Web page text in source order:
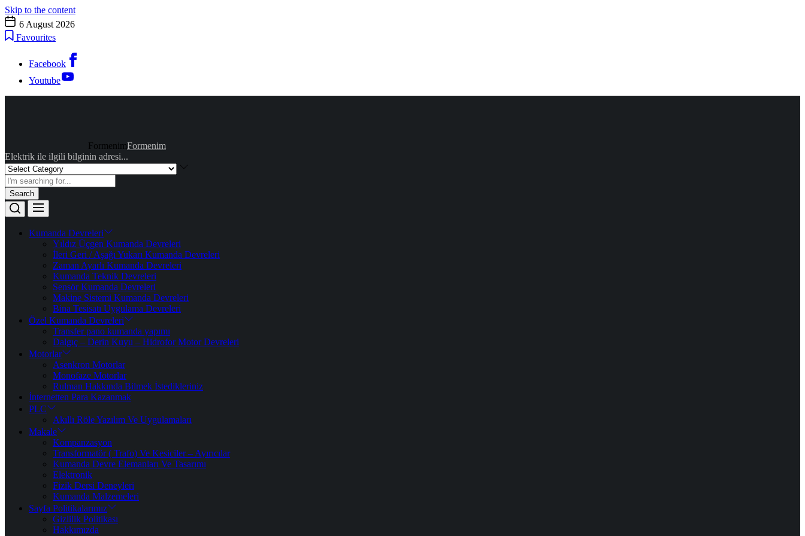
Skip to the content
6 August 2026
Favourites
Facebook
Youtube
FormenimFormenim
Elektrik ile ilgili bilginin adresi...
Search
Kumanda Devreleri
Yıldız Üçgen Kumanda Devreleri
İleri Geri / Aşağı Yukarı Kumanda Devreleri
Zaman Ayarlı Kumanda Devreleri
Kumanda Teknik Devreleri
Sensör Kumanda Devreleri
Makine Sistemi Kumanda Devreleri
Bina Tesisatı Uygulama Devreleri
Özel Kumanda Devreleri
Transfer pano kumanda yapımı
Dalgıç – Derin Kuyu – Hidrofor Motor Devreleri
Motorlar
Asenkron Motorlar
Monofaze Motorlar
Rulman Hakkında Bilmek İstedikleriniz
İnternetten Para Kazanmak
PLC
Akıllı Röle Yazılım Ve Uygulamaları
Makale
Kompanzasyon
Transformatör ( Trafo) Ve Kesiciler – Ayırıcılar
Kumanda Devre Elemanları Ve Tasarımı
Elektronik
Fizik Dersi Deneyleri
Kumanda Malzemeleri
Sayfa Politikalarımız
Gizlilik Politikası
Hakkımızda